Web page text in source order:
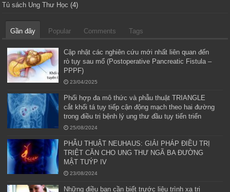
Tủ sách Ung Thư Học (4)
Gần đây Popular Comments Tags
Cập nhật các nghiên cứu mới nhất liên quan đến
rò tụy sau mổ (Postoperative Pancreatic Fistula –
PPPF)
23/04/2025
Phối hợp đa mô thức và phẫu thuật TRIANGLE
cắt khối tá tụy tiếp cận động mạch theo hai đường
trong điều trị bệnh lý ung thư đầu tụy tiến triển
25/08/2024
PHẪU THUẬT NEUHAUS: GIẢI PHÁP ĐIỀU TRỊ
TRIỆT CĂN CHO UNG THƯ NGÃ BA ĐƯỜNG
MẬT TUÝP IV
23/08/2024
Những điều bạn cần biết trước liệu trình xạ trị